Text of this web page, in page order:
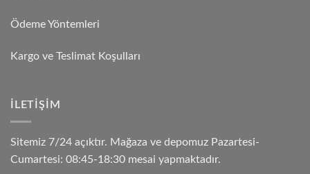
Ödeme Yöntemleri
Kargo ve Teslimat Koşulları
İLETIŞIM
Sitemiz 7/24 açıktır. Mağaza ve depomuz Pazartesi-
Cumartesi: 08:45-18:30 mesai yapmaktadır.